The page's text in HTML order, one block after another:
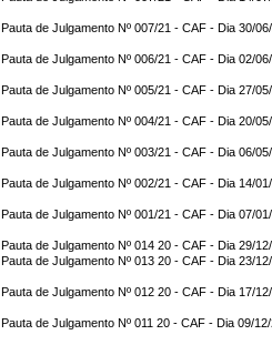
Pauta de Julgamento Nº 007/21 - CAF - Dia 30/
Pauta de Julgamento Nº 006/21 - CAF - Dia 02/
Pauta de Julgamento Nº 005/21 - CAF - Dia 27/
Pauta de Julgamento Nº 004/21 - CAF - Dia 20/
Pauta de Julgamento Nº 003/21 - CAF - Dia 06/
Pauta de Julgamento Nº 002/21 - CAF - Dia 14/
Pauta de Julgamento Nº 001/21 - CAF - Dia 07/
Pauta de Julgamento Nº 014 20 - CAF - Dia 29/
Pauta de Julgamento Nº 013 20 - CAF - Dia 23/
Pauta de Julgamento Nº 012 20 - CAF - Dia 17/
Pauta de Julgamento Nº 011 20 - CAF - Dia 09/